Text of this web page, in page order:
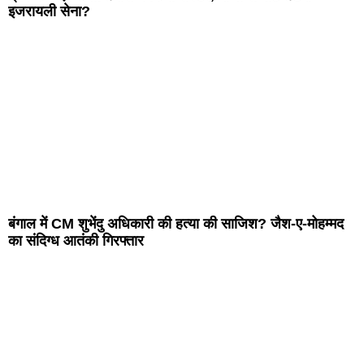
इजरायली सेना?
बंगाल में CM शुभेंदु अधिकारी की हत्या की साजिश? जैश-ए-मोहम्मद
का संदिग्ध आतंकी गिरफ्तार